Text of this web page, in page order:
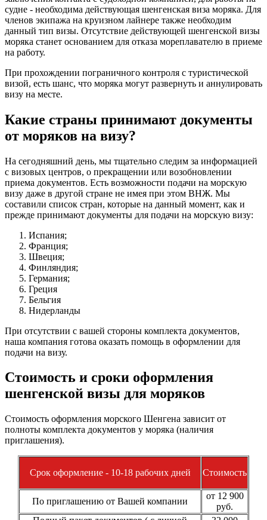
судне - необходима действующая шенгенская виза моряка. Для
членов экипажа на круизном лайнере также необходим
данный тип визы. Отсутствие действующей шенгенской визы
моряка станет основанием для отказа мореплавателю в приеме
на работу.
При прохождении пограничного контроля с туристической
визой, есть шанс, что моряка могут развернуть и аннулировать
визу на месте.
Какие страны принимают документы
от моряков на визу?
На сегодняшний день, мы тщательно следим за информацией
с визовых центров, о прекращении или возобновлении
приема документов. Есть возможности подачи на морскую
визу даже в другой стране не имея при этом ВНЖ. Мы
составили список стран, которые на данный момент, как и
прежде принимают документы для подачи на морскую визу:
Испания;
Франция;
Швеция;
Финляндия;
Германия;
Греция
Бельгия
Нидерланды
При отсутствии с вашей стороны комплекта документов,
наша компания готова оказать помощь в оформлении для
подачи на визу.
Стоимость и сроки оформления
шенгенской визы для моряков
Стоимость оформления морского Шенгена зависит от
полноты комплекта документов у моряка (наличия
приглашения).
Срок оформление - 10-18 рабочих дней Стоимость
По приглашению от Вашей компании
от 12 900
руб.